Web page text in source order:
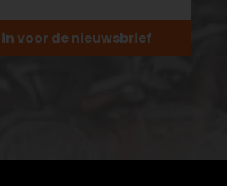
voor de nieuwsbrief